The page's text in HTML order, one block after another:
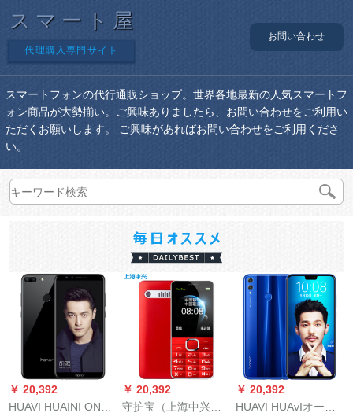
スマート屋
代理購入専門サイト
お問い合わせ
スマートフォンの代行通販ショップ。世界各地最新の人気スマートフ
ォン商品が大勢揃い。ご興味ありましたら、お問い合わせをご利用い
ただくお願いします。 ご興味があればお問い合わせをご利用くださ
い。
￥ 20,392
HUAVI HUAINI ONA
￥ 20,392
守护宝（上海中兴）L
￥ 20,392
HUAVI HUAvIオーナ8